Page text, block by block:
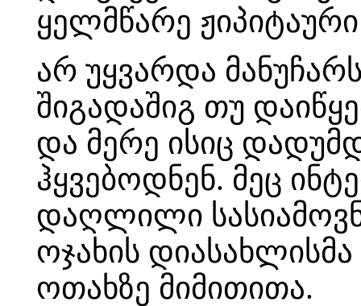
ყელმწარე
არ უყვარდა
შიგადაშიგ თუ
და მერე ისიც
ჰყვებოდნენ. მეც
დაღლილი
ოჯახის
ოთახზე მიმითითა.